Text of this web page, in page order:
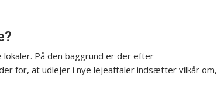
lokaler. På den baggrund er der efter
for, at udlejer i nye lejeaftaler indsætter vilkår om,